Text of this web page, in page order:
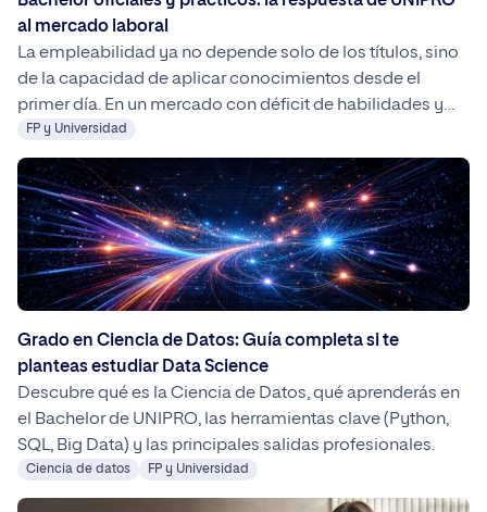
al mercado laboral
La empleabilidad ya no depende solo de los títulos, sino
de la capacidad de aplicar conocimientos desde el
primer día. En un mercado con déficit de habilidades y
cambios acelerados, los Bachelor prácticos de UNIPRO
ofrecen una formación alineada con las necesidades
reales de las empresas, mejorando la inserción laboral y
el potencial de ingresos.
FP y Universidad
Grado en Ciencia de Datos: Guía completa si te
planteas estudiar Data Science
Descubre qué es la Ciencia de Datos, qué aprenderás en
el Bachelor de UNIPRO, las herramientas clave (Python,
SQL, Big Data) y las principales salidas profesionales.
Ciencia de datos FP y Universidad